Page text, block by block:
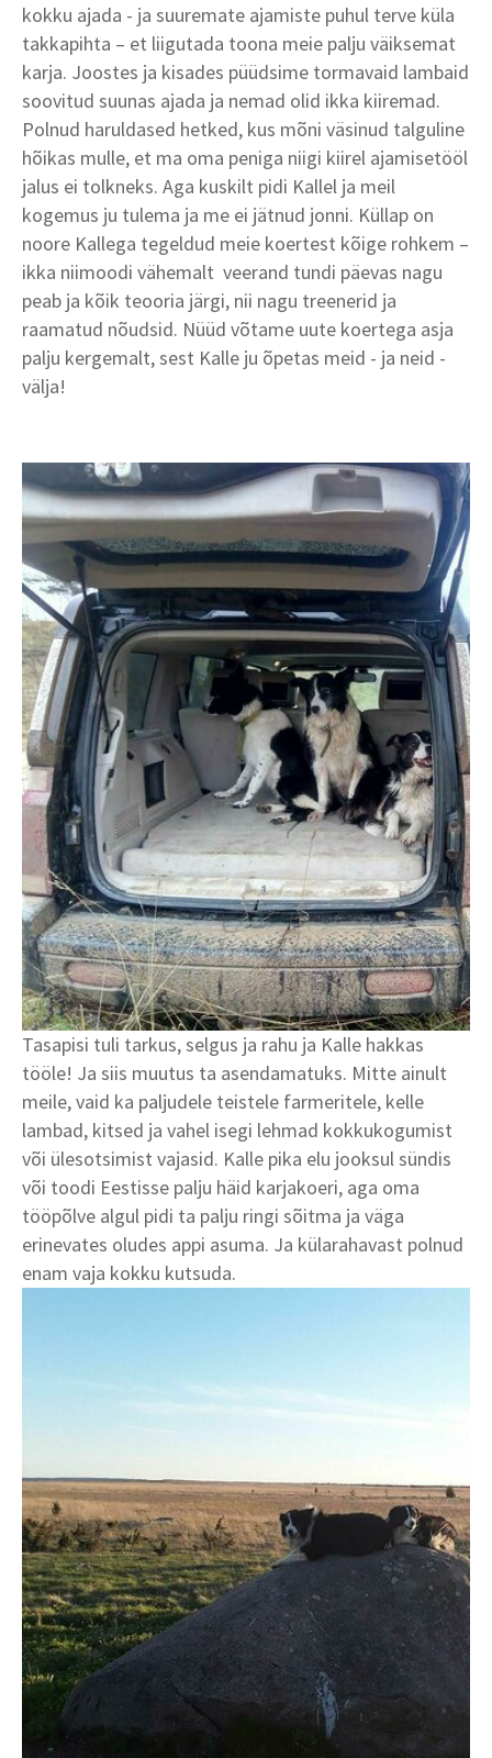
kokku ajada - ja suuremate ajamiste puhul terve küla
takkapihta – et liigutada toona meie palju väiksemat
karja. Joostes ja kisades püüdsime tormavaid lambaid
soovitud suunas ajada ja nemad olid ikka kiiremad.
Polnud haruldased hetked, kus mõni väsinud talguline
hõikas mulle, et ma oma peniga niigi kiirel ajamisetööl
jalus ei tolkneks. Aga kuskilt pidi Kallel ja meil
kogemus ju tulema ja me ei jätnud jonni. Küllap on
noore Kallega tegeldud meie koertest kõige rohkem –
ikka niimoodi vähemalt veerand tundi päevas nagu
peab ja kõik teooria järgi, nii nagu treenerid ja
raamatud nõudsid. Nüüd võtame uute koertega asja
palju kergemalt, sest Kalle ju õpetas meid - ja neid -
välja!
Tasapisi tuli tarkus, selgus ja rahu ja Kalle hakkas
tööle! Ja siis muutus ta asendamatuks. Mitte ainult
meile, vaid ka paljudele teistele farmeritele, kelle
lambad, kitsed ja vahel isegi lehmad kokkukogumist
või ülesotsimist vajasid. Kalle pika elu jooksul sündis
või toodi Eestisse palju häid karjakoeri, aga oma
tööpõlve algul pidi ta palju ringi sõitma ja väga
erinevates oludes appi asuma. Ja külarahavast polnud
enam vaja kokku kutsuda.